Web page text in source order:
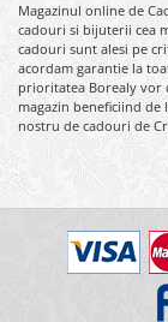
Magazinul online de
cadouri si bijuterii cea
cadouri sunt alesi pe
acordam garantie la
prioritatea Borealy vor
magazin beneficiind
nostru de cadouri de